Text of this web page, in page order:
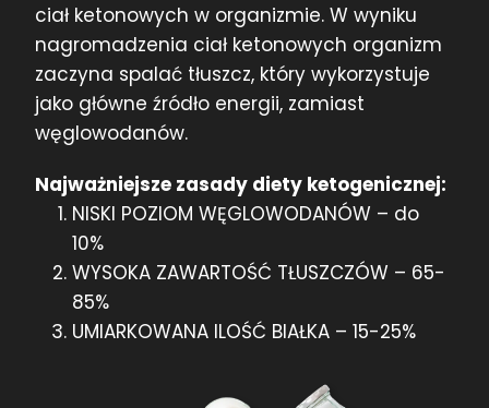
ciał ketonowych w organizmie. W wyniku
nagromadzenia ciał ketonowych organizm
zaczyna spalać tłuszcz, który wykorzystuje
jako główne źródło energii, zamiast
węglowodanów.
Najważniejsze zasady diety ketogenicznej:
NISKI POZIOM WĘGLOWODANÓW – do
10%
WYSOKA ZAWARTOŚĆ TŁUSZCZÓW – 65-
85%
UMIARKOWANA ILOŚĆ BIAŁKA – 15-25%